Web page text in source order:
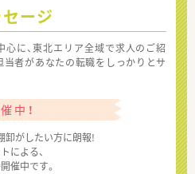
ージ
心に、東北エリア全域で求人のご紹
当者があなたの転職をしっかりとサ
中！
卸がしたい方に朗報!
による、
催中です。